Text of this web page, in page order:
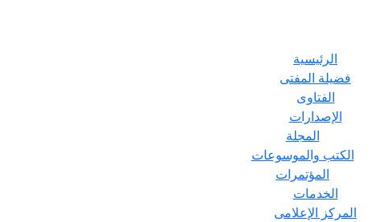
الرئيسية
فضيلة المفتى
الفتاوى
الإصدارات
المجلة
الكتب والموسوعات
المؤتمرات
الخدمات
المركز الإعلامى